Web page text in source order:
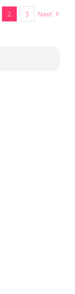
2 3 Next